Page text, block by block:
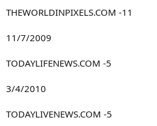
THEWORLDINPIXELS.COM -11
11/7/2009
TODAYLIFENEWS.COM -5
3/4/2010
TODAYLIVENEWS.COM -5